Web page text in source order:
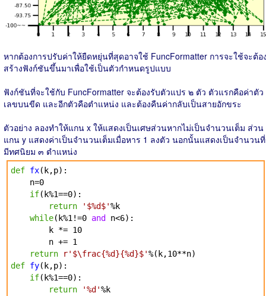
หากต้องการปรับค่าให้ยืดหยุ่นที่สุดอาจใช้ FuncFormatter การจะใช้จะต้อ
สร้างฟังก์ชันขึ้นมาเพื่อใช้เป็นตัวกำหนดรูปแบบ
ฟังก์ชันที่จะใช้กับ FuncFormatter จะต้องรับตัวแปร ๒ ตัว ตัวแรกคือค่าตัว
เลขบนขีด และอีกตัวคือตำแหน่ง และต้องคืนค่ากลับเป็นสายอักขระ
ตัวอย่าง ลองทำให้แกน x ให้แสดงเป็นเศษส่วนหากไม่เป็นจำนวนเต็ม ส่วน
แกน y แสดงค่าเป็นจำนวนเต็มเมื่อหาร 1 ลงตัว นอกนั้นแสดงเป็นจำนวนที่
มีทศนิยม ๓ ตำแหน่ง
def fx(k,p):
n=0
if(k%1==0):
return
'$%d$'%k
while(k%1!=0 and
n<6):
k *= 10
n += 1
return
r'$\frac{%d}{%d}$'%(k,10**n)
def fy(k,p):
if(k%1==0):
return
'%d'%k